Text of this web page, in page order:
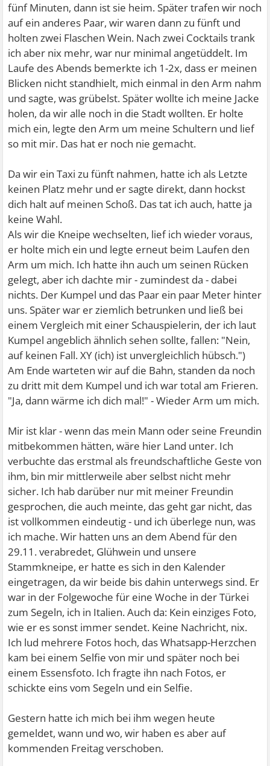
fünf Minuten, dann ist sie heim. Später trafen wir noch
auf ein anderes Paar, wir waren dann zu fünft und
holten zwei Flaschen Wein. Nach zwei Cocktails trank
ich aber nix mehr, war nur minimal angetüddelt. Im
Laufe des Abends bemerkte ich 1-2x, dass er meinen
Blicken nicht standhielt, mich einmal in den Arm nahm
und sagte, was grübelst. Später wollte ich meine Jacke
holen, da wir alle noch in die Stadt wollten. Er holte
mich ein, legte den Arm um meine Schultern und lief
so mit mir. Das hat er noch nie gemacht.
Da wir ein Taxi zu fünft nahmen, hatte ich als Letzte
keinen Platz mehr und er sagte direkt, dann hockst
dich halt auf meinen Schoß. Das tat ich auch, hatte ja
keine Wahl.
Als wir die Kneipe wechselten, lief ich wieder voraus,
er holte mich ein und legte erneut beim Laufen den
Arm um mich. Ich hatte ihn auch um seinen Rücken
gelegt, aber ich dachte mir - zumindest da - dabei
nichts. Der Kumpel und das Paar ein paar Meter hinter
uns. Später war er ziemlich betrunken und ließ bei
einem Vergleich mit einer Schauspielerin, der ich laut
Kumpel angeblich ähnlich sehen sollte, fallen: "Nein,
auf keinen Fall. XY (ich) ist unvergleichlich hübsch.")
Am Ende warteten wir auf die Bahn, standen da noch
zu dritt mit dem Kumpel und ich war total am Frieren.
"Ja, dann wärme ich dich mal!" - Wieder Arm um mich.
Mir ist klar - wenn das mein Mann oder seine Freundin
mitbekommen hätten, wäre hier Land unter. Ich
verbuchte das erstmal als freundschaftliche Geste von
ihm, bin mir mittlerweile aber selbst nicht mehr
sicher. Ich hab darüber nur mit meiner Freundin
gesprochen, die auch meinte, das geht gar nicht, das
ist vollkommen eindeutig - und ich überlege nun, was
ich mache. Wir hatten uns an dem Abend für den
29.11. verabredet, Glühwein und unsere
Stammkneipe, er hatte es sich in den Kalender
eingetragen, da wir beide bis dahin unterwegs sind. Er
war in der Folgewoche für eine Woche in der Türkei
zum Segeln, ich in Italien. Auch da: Kein einziges Foto,
wie er es sonst immer sendet. Keine Nachricht, nix.
Ich lud mehrere Fotos hoch, das Whatsapp-Herzchen
kam bei einem Selfie von mir und später noch bei
einem Essensfoto. Ich fragte ihn nach Fotos, er
schickte eins vom Segeln und ein Selfie.
Gestern hatte ich mich bei ihm wegen heute
gemeldet, wann und wo, wir haben es aber auf
kommenden Freitag verschoben.